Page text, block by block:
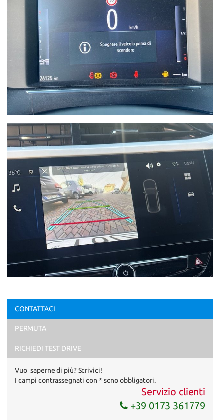
CONTATTACI
PERMUTA
RICHIEDI TEST DRIVE
Vuoi saperne di più? Scrivici!
I campi contrassegnati con * sono obbligatori.
Servizio clienti
+39 0173 361779